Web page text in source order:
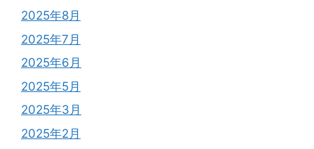
2025年8月
2025年7月
2025年6月
2025年5月
2025年3月
2025年2月